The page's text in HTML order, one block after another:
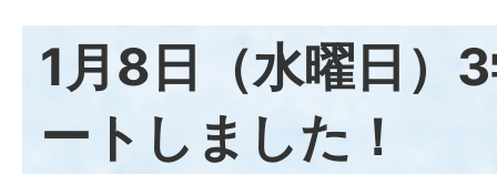
1月8日（水曜日）
ートしました！